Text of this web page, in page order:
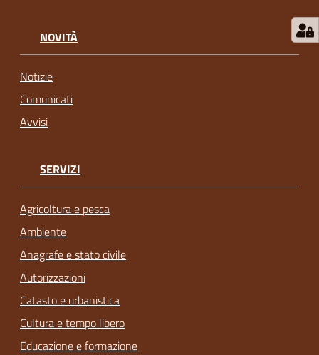
NOVITÀ
Notizie
Comunicati
Avvisi
SERVIZI
Agricoltura e pesca
Ambiente
Anagrafe e stato civile
Autorizzazioni
Catasto e urbanistica
Cultura e tempo libero
Educazione e formazione